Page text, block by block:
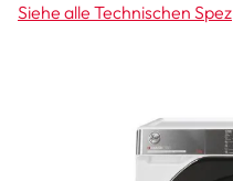
Siehe alle Technischen Spez